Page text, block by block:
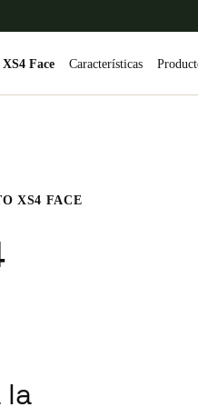
- Latin America Africa,
Face Características
XS4 FACE
la